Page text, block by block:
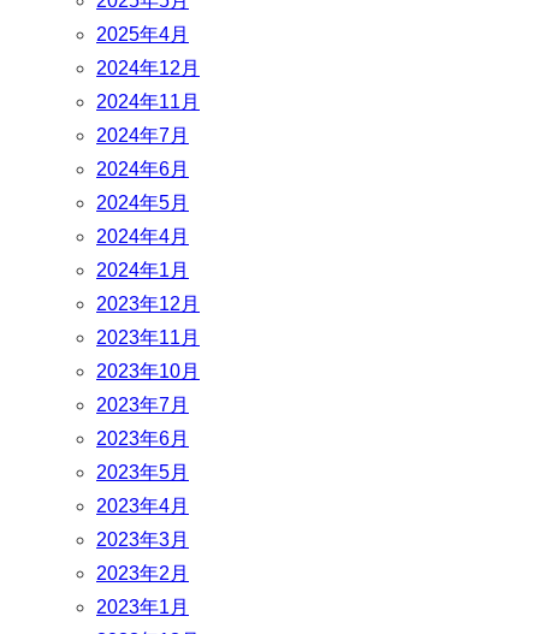
2025年4月
2024年12月
2024年11月
2024年7月
2024年6月
2024年5月
2024年4月
2024年1月
2023年12月
2023年11月
2023年10月
2023年7月
2023年6月
2023年5月
2023年4月
2023年3月
2023年2月
2023年1月